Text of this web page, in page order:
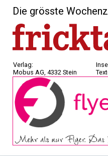
Die grösste
Verlag:
Mobus AG, 4332 Stein